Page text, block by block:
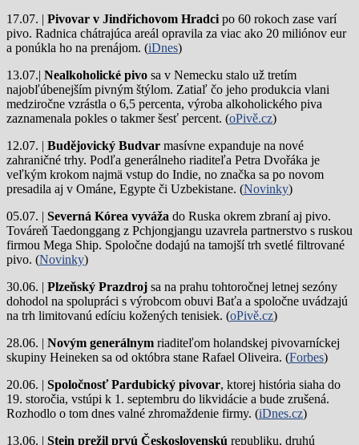
17.07. | Pivovar v Jindřichovom Hradci po 60 rokoch zase varí
pivo. Radnica chátrajúca areál opravila za viac ako 20 miliónov eur
a ponúkla ho na prenájom. (iDnes)
13.07.| Nealkoholické pivo sa v Nemecku stalo už tretím
najobľúbenejším pivným štýlom. Zatiaľ čo jeho produkcia vlani
medziročne vzrástla o 6,5 percenta, výroba alkoholického piva
zaznamenala pokles o takmer šesť percent. (oPivě.cz)
12.07. | Budějovický Budvar masívne expanduje na nové
zahraničné trhy. Podľa generálneho riaditeľa Petra Dvořáka je
veľkým krokom najmä vstup do Indie, no značka sa po novom
presadila aj v Ománe, Egypte či Uzbekistane. (Novinky)
05.07. | Severná Kórea vyváža do Ruska okrem zbraní aj pivo.
Továreň Taedonggang z Pchjongjangu uzavrela partnerstvo s ruskou
firmou Mega Ship. Spoločne dodajú na tamojší trh svetlé filtrované
pivo. (Novinky)
30.06. | Plzeňský Prazdroj sa na prahu tohtoročnej letnej sezóny
dohodol na spolupráci s výrobcom obuvi Baťa a spoločne uvádzajú
na trh limitovanú edíciu kožených tenisiek. (oPivě.cz)
28.06. | Novým generálnym riaditeľom holandskej pivovarníckej
skupiny Heineken sa od októbra stane Rafael Oliveira. (Forbes)
20.06. | Spoločnosť Pardubický pivovar, ktorej história siaha do
19. storočia, vstúpi k 1. septembru do likvidácie a bude zrušená.
Rozhodlo o tom dnes valné zhromaždenie firmy. (iDnes.cz)
13.06. | Stein prežil prvú Československú republiku, druhú